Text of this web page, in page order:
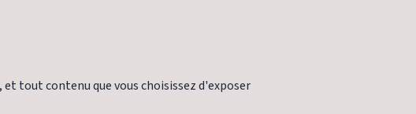
tout contenu que vous choisissez d'exposer